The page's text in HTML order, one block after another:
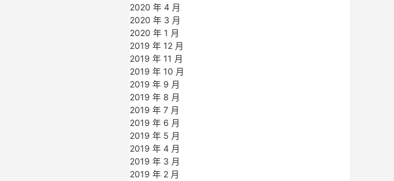
2020 年 4 月
2020 年 3 月
2020 年 1 月
2019 年 12 月
2019 年 11 月
2019 年 10 月
2019 年 9 月
2019 年 8 月
2019 年 7 月
2019 年 6 月
2019 年 5 月
2019 年 4 月
2019 年 3 月
2019 年 2 月